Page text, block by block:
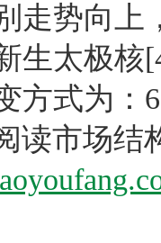
走势向上
生太极核
方式为：
阅读市场